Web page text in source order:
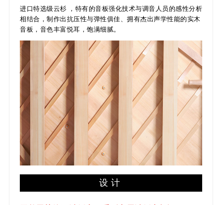
进口特选级云杉 ，特有的音板强化技术与调音人员的感性分析
相结合，制作出抗压性与弹性俱佳、拥有杰出声学性能的实木
音板，音色丰富悦耳，饱满细腻。
设计